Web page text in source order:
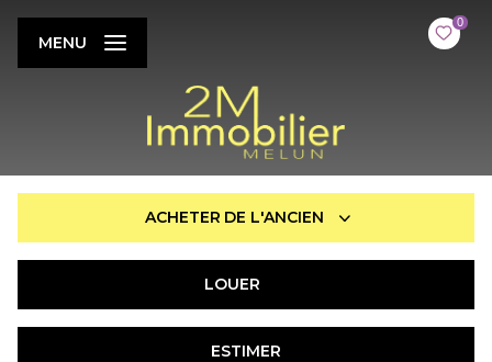
0
MENU
ACHETER DE L'ANCIEN
De l'immo pro
LOUER
ESTIMER